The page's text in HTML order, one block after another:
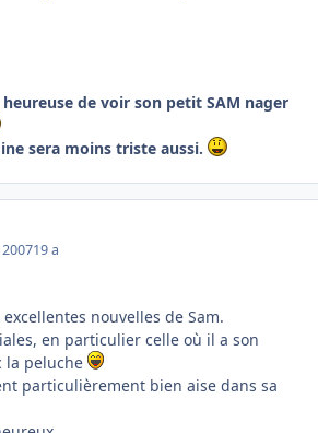
heureuse de voir son petit SAM nager
sera moins triste aussi.
19 a
nouvelles de Sam.
en particulier celle où il a son
la peluche
particulièrement bien aise dans sa